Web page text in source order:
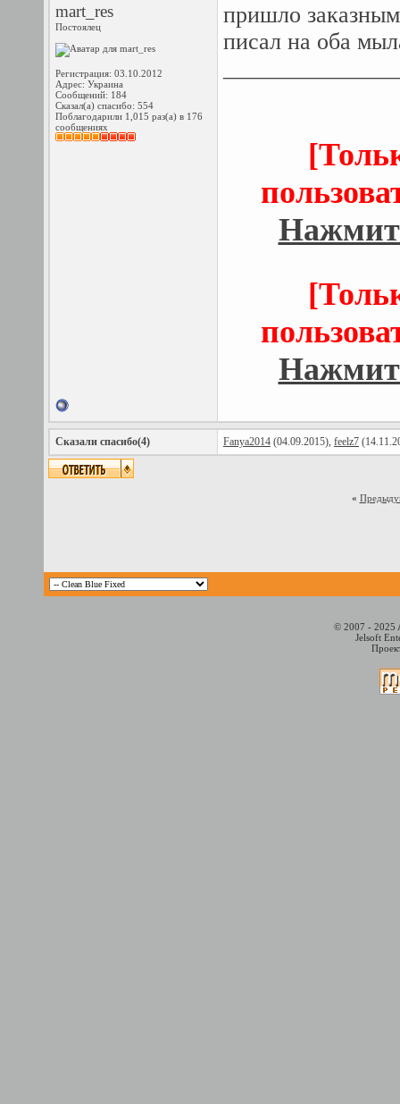
mart_res
Постоялец
Регистрация: 03.10.2012
Адрес: Украина
Сообщений: 184
Сказал(а) спасибо: 554
Поблагодарили 1,015 раз(а) в 176
сообщениях
пришло
писал на оба
Сказали спасибо(4) Fanya2014 (04.09.2015), feelz7
«
© 2007 - 2025
Jelsoft